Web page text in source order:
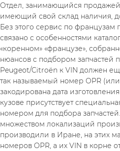
Отдел, занимающийся продажей
имеющий свой склад наличия,
Без этого сервис по французам
связано с особенностями
«коренном» «французе»,
нюансов с подбором запчастей
Peugeot/Citroёn к VIN должен
так называемый номер OPR
закодирована дата
кузове присутствует
номером для подбора
множеством локализаций
производили в Иране, на этих
номеров OPR, а их VIN в корне